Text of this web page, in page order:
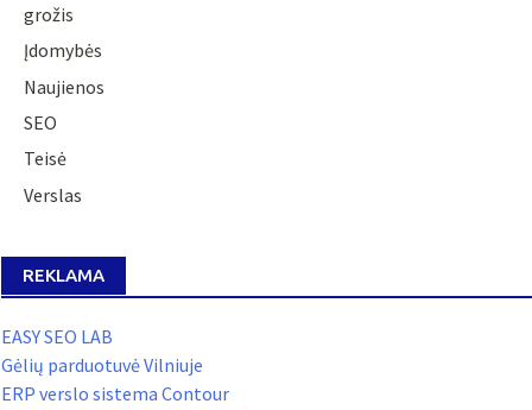
grožis
Įdomybės
Naujienos
SEO
Teisė
Verslas
REKLAMA
EASY SEO LAB
Gėlių parduotuvė Vilniuje
ERP verslo sistema Contour